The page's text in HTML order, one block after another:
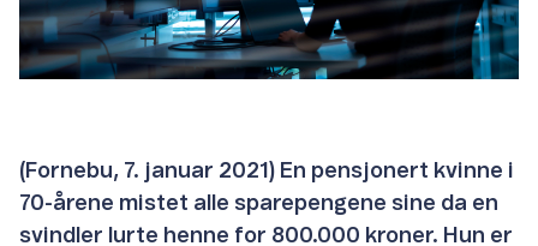
(Fornebu, 7. januar 2021) En pensjonert kvinne i
70-årene mistet alle sparepengene sine da en
svindler lurte henne for 800.000 kroner. Hun er